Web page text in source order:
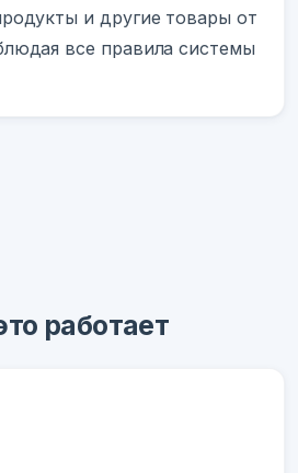
и другие товары от
все правила системы
работает